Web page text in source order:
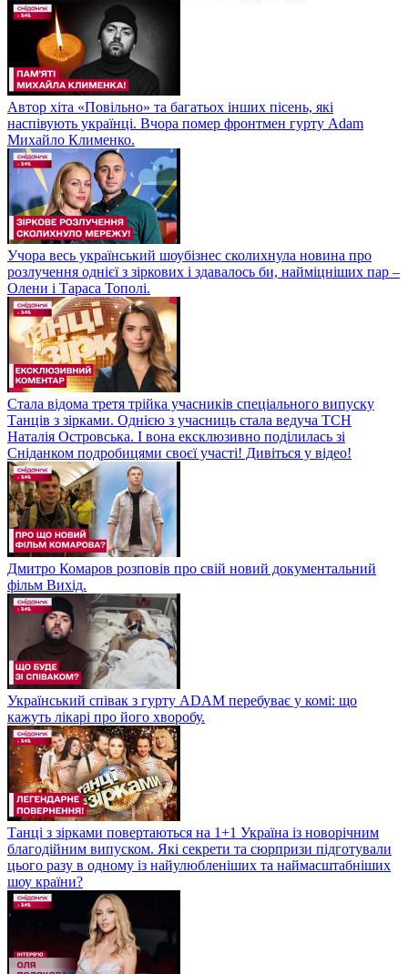
Автор хіта «Повільно» та багатьох інших пісень, які
наспівують українці. Вчора помер фронтмен гурту Adam
Михайло Клименко.
Учора весь український шоубізнес сколихнула новина про
розлучення однієї з зіркових і здавалось би, найміцніших пар –
Олени і Тараса Тополі.
Стала відома третя трійка учасників спеціального випуску
Танців з зірками. Однією з учасниць стала ведуча ТСН
Наталія Островська. І вона ексклюзивно поділилась зі
Сніданком подробицями своєї участі! Дивіться у відео!
Дмитро Комаров розповів про свій новий документальний
фільм Вихід.
Український співак з гурту ADAM перебуває у комі: що
кажуть лікарі про його хворобу.
Танці з зірками повертаються на 1+1 Україна із новорічним
благодійним випуском. Які секрети та сюрпризи підготували
цього разу в одному із найулюбленіших та наймасштабніших
шоу країни?